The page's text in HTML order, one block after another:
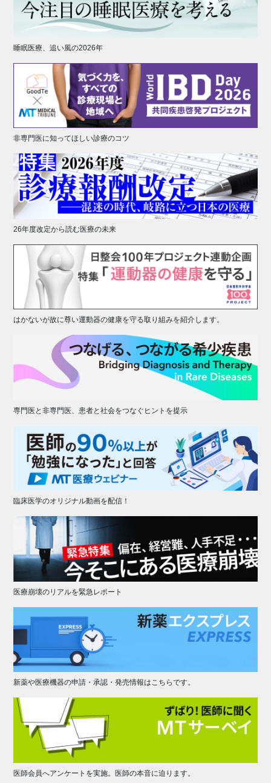
睡眠医療、追い風の2026年
非専門医に知ってほしい診療のコツ
26年度改定から読む医療の未来
はかないが故に尊い運動器の健康を守る取り組みを紹介します。
専門医と非専門医、患者と社会をつなぐヒントを提示
臨床医学のオリジナル動画を配信！
医療崩壊のリアルを緊急レポート
新薬や医療機器の申請・承認・発売情報はこちらです。
医師会員へアンケートを実施。医師の本音に迫ります。